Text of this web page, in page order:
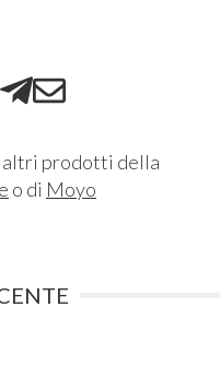
altri prodotti della
o di Moyo